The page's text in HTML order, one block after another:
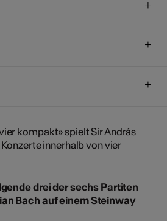
kompakt»spielt Sir András
innerhalb von vier
drei der sechs Partiten
Bach auf einem Steinway